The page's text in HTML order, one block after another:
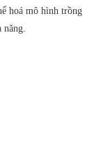
hoá mô hình trồng
năng.